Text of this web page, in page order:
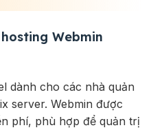
Webmin
dành cho các nhà quản
server. Webmin được
phí, phù hợp để quản trị